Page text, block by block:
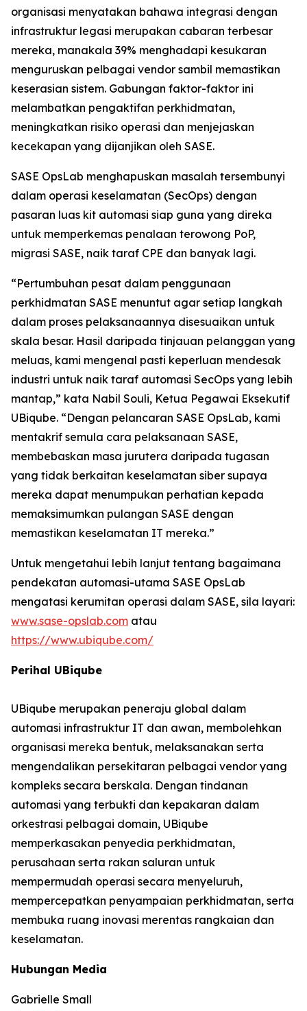
organisasi menyatakan bahawa integrasi dengan
infrastruktur legasi merupakan cabaran terbesar
mereka, manakala 39% menghadapi kesukaran
menguruskan pelbagai vendor sambil memastikan
keserasian sistem. Gabungan faktor-faktor ini
melambatkan pengaktifan perkhidmatan,
meningkatkan risiko operasi dan menjejaskan
kecekapan yang dijanjikan oleh SASE.
SASE OpsLab menghapuskan masalah tersembunyi
dalam operasi keselamatan (SecOps) dengan
pasaran luas kit automasi siap guna yang direka
untuk memperkemas penalaan terowong PoP,
migrasi SASE, naik taraf CPE dan banyak lagi.
“Pertumbuhan pesat dalam penggunaan
perkhidmatan SASE menuntut agar setiap langkah
dalam proses pelaksanaannya disesuaikan untuk
skala besar. Hasil daripada tinjauan pelanggan yang
meluas, kami mengenal pasti keperluan mendesak
industri untuk naik taraf automasi SecOps yang lebih
mantap,” kata Nabil Souli, Ketua Pegawai Eksekutif
UBiqube. “Dengan pelancaran SASE OpsLab, kami
mentakrif semula cara pelaksanaan SASE,
membebaskan masa jurutera daripada tugasan
yang tidak berkaitan keselamatan siber supaya
mereka dapat menumpukan perhatian kepada
memaksimumkan pulangan SASE dengan
memastikan keselamatan IT mereka.”
Untuk mengetahui lebih lanjut tentang bagaimana
pendekatan automasi-utama SASE OpsLab
mengatasi kerumitan operasi dalam SASE, sila layari:
www.sase-opslab.com atau
https://www.ubiqube.com/
Perihal UBiqube
UBiqube merupakan peneraju global dalam
automasi infrastruktur IT dan awan, membolehkan
organisasi mereka bentuk, melaksanakan serta
mengendalikan persekitaran pelbagai vendor yang
kompleks secara berskala. Dengan tindanan
automasi yang terbukti dan kepakaran dalam
orkestrasi pelbagai domain, UBiqube
memperkasakan penyedia perkhidmatan,
perusahaan serta rakan saluran untuk
mempermudah operasi secara menyeluruh,
mempercepatkan penyampaian perkhidmatan, serta
membuka ruang inovasi merentas rangkaian dan
keselamatan.
Hubungan Media
Gabrielle Small